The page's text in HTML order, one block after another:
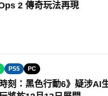
2 傳奇玩法再現
PS5 PC
時刻：黑色行動6》疑涉AI